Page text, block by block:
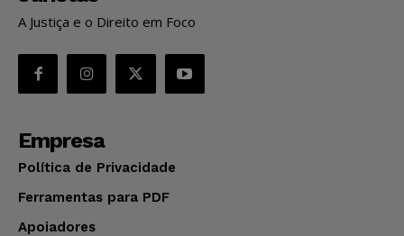
A Justiça e o Direito em Foco
Empresa
Política de Privacidade
Ferramentas para PDF
Apoiadores